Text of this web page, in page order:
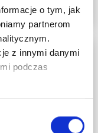
o tym, jak
partnerom
z innymi danymi
podczas